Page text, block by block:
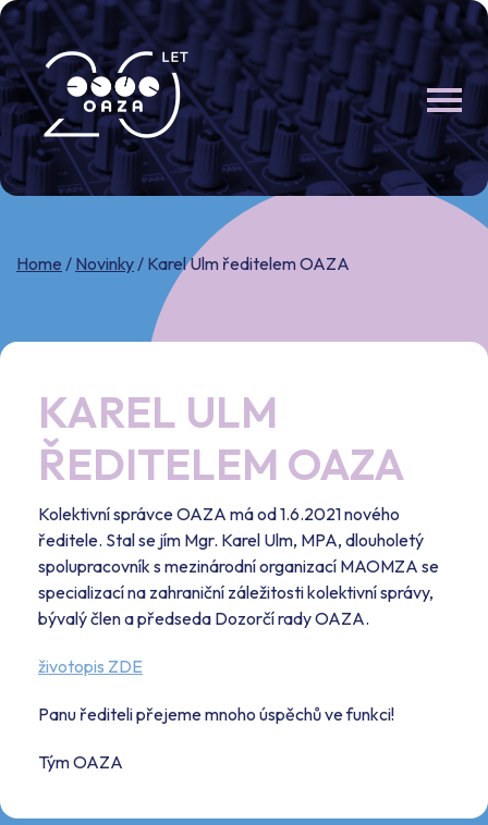
Skip
to
content
Home / Novinky/ Karel Ulm ředitelem OAZA
KAREL ULM
ŘEDITELEM OAZA
Kolektivní správce OAZA má od 1.6.2021 nového
ředitele. Stal se jím Mgr. Karel Ulm, MPA, dlouholetý
spolupracovník s mezinárodní organizací MAOMZA se
specializací na zahraniční záležitosti kolektivní správy,
bývalý člen a předseda Dozorčí rady OAZA.
životopis ZDE
Panu řediteli přejeme mnoho úspěchů ve funkci!
Tým OAZA